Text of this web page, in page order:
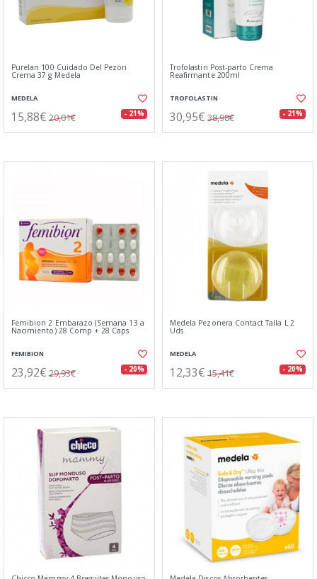
Purelan 100 Cuidado Del Pezon
Crema 37 g Medela
MEDELA
15,88€ 20,01€ - 21%
Trofolastin Post-parto Crema
Reafirmante 200ml
TROFOLASTIN
30,95€ 38,98€ - 21%
Femibion 2 Embarazo (Semana 13 a
Nacimiento) 28 Comp + 28 Caps
FEMIBION
23,92€ 29,93€ - 20%
Medela Pezonera Contact Talla L 2
Uds
MEDELA
12,33€ 15,41€ - 20%